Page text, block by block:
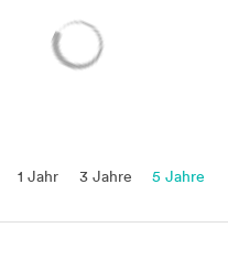
1 Jahr 3 Jahre 5 Jahre